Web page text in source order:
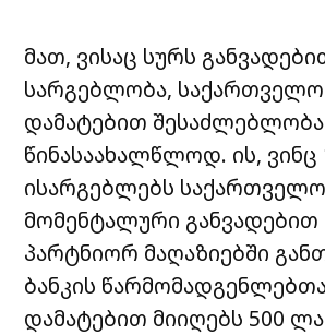
მათ, ვისაც სურს
სარგებლობა,
დამატებით
წინასაახალწლოდ. ის, ვინც
ისარგებლებს
მომენტალური განვადებით
პარტნიორ მაღაზიებში
ბანკის
დამატებით მიიღებს 500